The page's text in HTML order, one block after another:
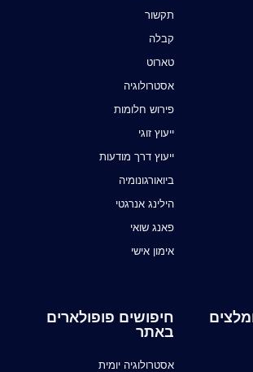
תקשור
קבלה
טארוט
אסטרולוגיה
פירוש חלומות
ייעוץ זוגי
ייעוץ דרך מודעות
ביואורגונומיה
הילינג אנרגטי
פאנג שואי
אימון אישי
חיפושים פופולארים
באתר
אסטרולוגיה יומית